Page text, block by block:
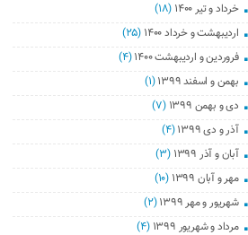
خرداد و تیر ۱۴۰۰
(۱۸)
اردیبهشت و خرداد ۱۴۰۰
(۲۵)
فروردین و اردیبهشت ۱۴۰۰
(۴)
بهمن و اسفند ۱۳۹۹
(۱)
دی و بهمن ۱۳۹۹
(۷)
آذر و دی ۱۳۹۹
(۴)
آبان و آذر ۱۳۹۹
(۳)
مهر و آبان ۱۳۹۹
(۱۰)
شهریور و مهر ۱۳۹۹
(۲)
مرداد و شهریور ۱۳۹۹
(۴)